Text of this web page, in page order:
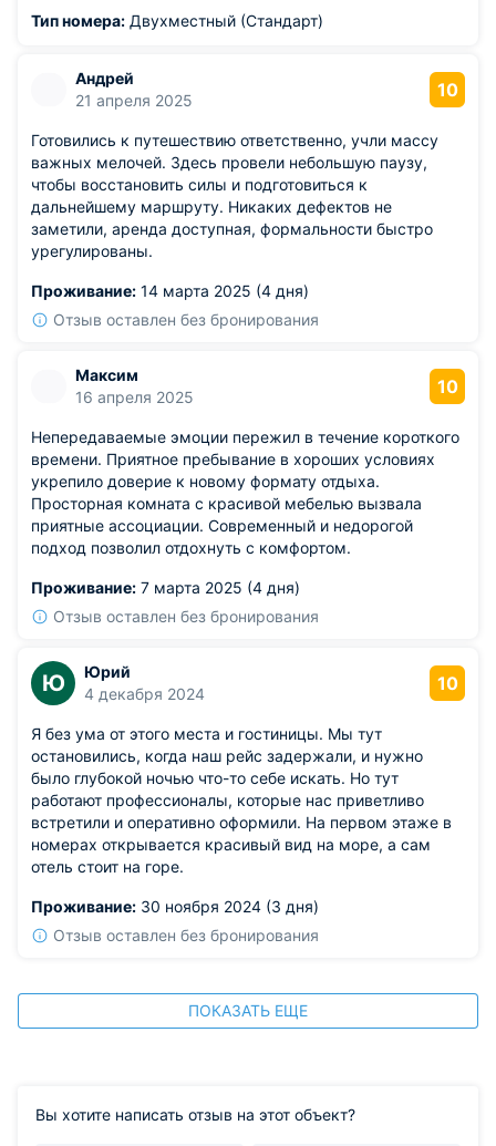
Тип номера: Двухместный (Стандарт)
Андрей
21 апреля 2025
10
Готовились к путешествию ответственно, учли массу
важных мелочей. Здесь провели небольшую паузу,
чтобы восстановить силы и подготовиться к
дальнейшему маршруту. Никаких дефектов не
заметили, аренда доступная, формальности быстро
урегулированы.
Проживание: 14 марта 2025 (4 дня)
Отзыв оставлен без бронирования
Максим
16 апреля 2025
10
Непередаваемые эмоции пережил в течение короткого
времени. Приятное пребывание в хороших условиях
укрепило доверие к новому формату отдыха.
Просторная комната с красивой мебелью вызвала
приятные ассоциации. Современный и недорогой
подход позволил отдохнуть с комфортом.
Проживание: 7 марта 2025 (4 дня)
Отзыв оставлен без бронирования
Ю
Юрий
4 декабря 2024
10
Я без ума от этого места и гостиницы. Мы тут
остановились, когда наш рейс задержали, и нужно
было глубокой ночью что-то себе искать. Но тут
работают профессионалы, которые нас приветливо
встретили и оперативно оформили. На первом этаже в
номерах открывается красивый вид на море, а сам
отель стоит на горе.
Проживание: 30 ноября 2024 (3 дня)
Отзыв оставлен без бронирования
ПОКАЗАТЬ ЕЩЕ
Вы хотите написать отзыв на этот объект?